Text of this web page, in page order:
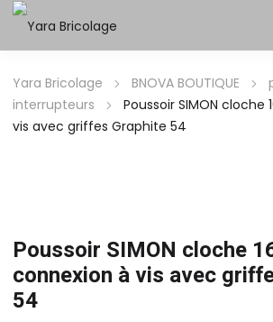
Yara Bricolage BNOVA BOUTIQUE
interrupteurs
Poussoir SIMON cloche
vis avec griffes Graphite 54
Poussoir SIMON cloche
connexion à vis avec
54